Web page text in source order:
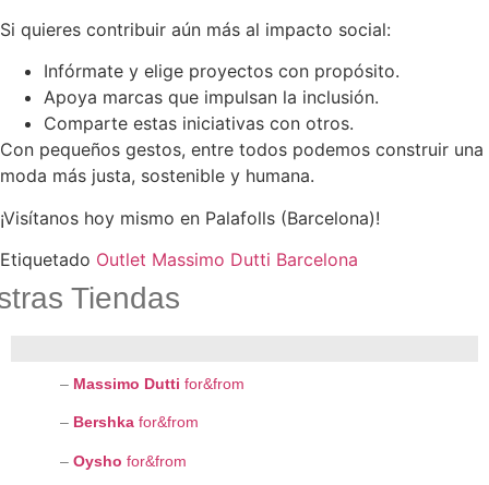
Si quieres contribuir aún más al impacto social:
Infórmate y elige proyectos con propósito.
Apoya marcas que impulsan la inclusión.
Comparte estas iniciativas con otros.
Con pequeños gestos, entre todos podemos construir una
moda más justa, sostenible y humana.
¡Visítanos hoy mismo en Palafolls (Barcelona)!
Etiquetado Outlet Massimo Dutti Barcelona
Tiendas
– Massimo Dutti for&from
– Bershka for&from
– Oysho for&from